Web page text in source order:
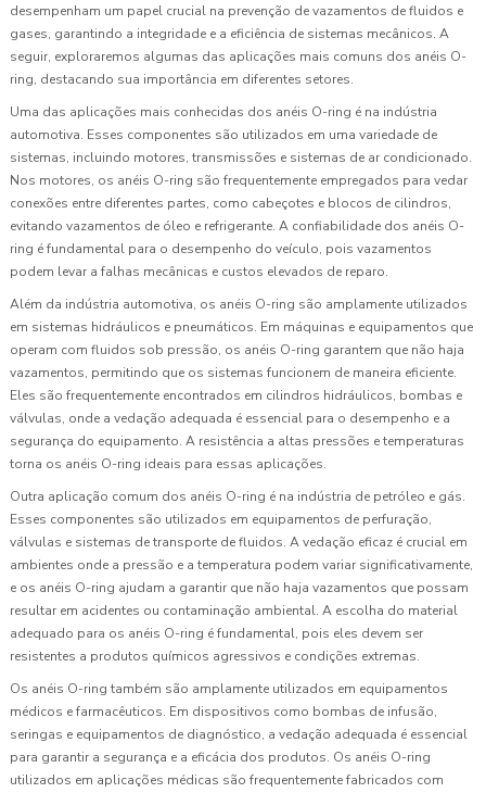
desempenham um papel crucial na prevenção de vazamentos de fluidos e
gases, garantindo a integridade e a eficiência de sistemas mecânicos. A
seguir, exploraremos algumas das aplicações mais comuns dos anéis O-
ring, destacando sua importância em diferentes setores.
Uma das aplicações mais conhecidas dos anéis O-ring é na indústria
automotiva. Esses componentes são utilizados em uma variedade de
sistemas, incluindo motores, transmissões e sistemas de ar condicionado.
Nos motores, os anéis O-ring são frequentemente empregados para vedar
conexões entre diferentes partes, como cabeçotes e blocos de cilindros,
evitando vazamentos de óleo e refrigerante. A confiabilidade dos anéis O-
ring é fundamental para o desempenho do veículo, pois vazamentos
podem levar a falhas mecânicas e custos elevados de reparo.
Além da indústria automotiva, os anéis O-ring são amplamente utilizados
em sistemas hidráulicos e pneumáticos. Em máquinas e equipamentos que
operam com fluidos sob pressão, os anéis O-ring garantem que não haja
vazamentos, permitindo que os sistemas funcionem de maneira eficiente.
Eles são frequentemente encontrados em cilindros hidráulicos, bombas e
válvulas, onde a vedação adequada é essencial para o desempenho e a
segurança do equipamento. A resistência a altas pressões e temperaturas
torna os anéis O-ring ideais para essas aplicações.
Outra aplicação comum dos anéis O-ring é na indústria de petróleo e gás.
Esses componentes são utilizados em equipamentos de perfuração,
válvulas e sistemas de transporte de fluidos. A vedação eficaz é crucial em
ambientes onde a pressão e a temperatura podem variar significativamente,
e os anéis O-ring ajudam a garantir que não haja vazamentos que possam
resultar em acidentes ou contaminação ambiental. A escolha do material
adequado para os anéis O-ring é fundamental, pois eles devem ser
resistentes a produtos químicos agressivos e condições extremas.
Os anéis O-ring também são amplamente utilizados em equipamentos
médicos e farmacêuticos. Em dispositivos como bombas de infusão,
seringas e equipamentos de diagnóstico, a vedação adequada é essencial
para garantir a segurança e a eficácia dos produtos. Os anéis O-ring
utilizados em aplicações médicas são frequentemente fabricados com